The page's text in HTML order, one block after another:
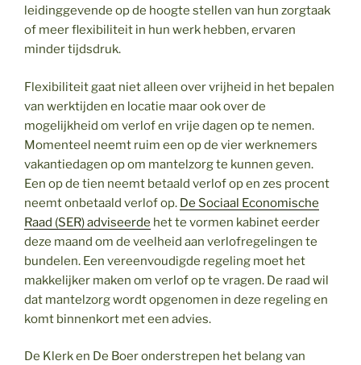
leidinggevende op de hoogte stellen van hun zorgtaak
of meer flexibiliteit in hun werk hebben, ervaren
minder tijdsdruk.
Flexibiliteit gaat niet alleen over vrijheid in het bepalen
van werktijden en locatie maar ook over de
mogelijkheid om verlof en vrije dagen op te nemen.
Momenteel neemt ruim een op de vier werknemers
vakantiedagen op om mantelzorg te kunnen geven.
Een op de tien neemt betaald verlof op en zes procent
neemt onbetaald verlof op. De Sociaal Economische
Raad (SER) adviseerde het te vormen kabinet eerder
deze maand om de veelheid aan verlofregelingen te
bundelen. Een vereenvoudigde regeling moet het
makkelijker maken om verlof op te vragen. De raad wil
dat mantelzorg wordt opgenomen in deze regeling en
komt binnenkort met een advies.
De Klerk en De Boer onderstrepen het belang van